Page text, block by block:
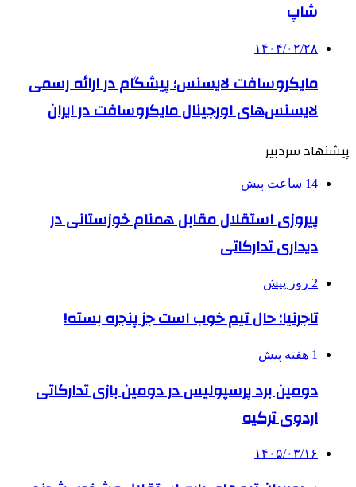
شاپ
۱۴۰۴/۰۲/۲۸
مایکروسافت لایسنس؛ پیشگام در ارائه رسمی
لایسنس‌های اورجینال مایکروسافت در ایران
پیشنهاد سردبیر
14 ساعت پیش
پیروزی استقلال مقابل همنام خوزستانی در
دیداری تدارکاتی
2 روز پیش
تاجرنیا: حال تیم خوب است جز پنجره بسته!
1 هفته پیش
دومین برد پرسپولیس در دومین بازی تدارکاتی
اردوی ترکیه
۱۴۰۵/۰۳/۱۶